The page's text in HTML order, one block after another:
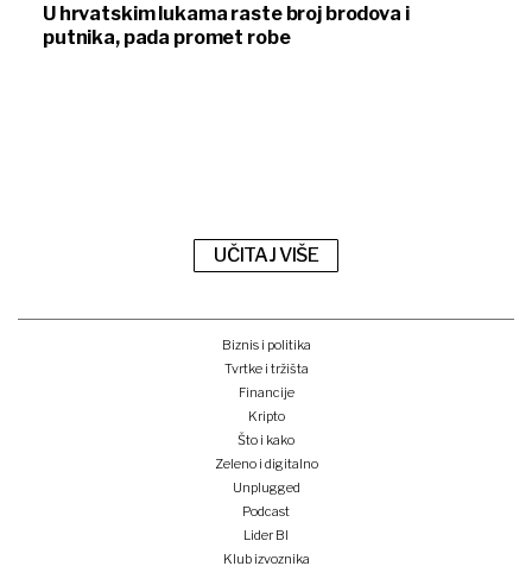
U hrvatskim lukama raste broj brodova i
putnika, pada promet robe
UČITAJ VIŠE
Biznis i politika
Tvrtke i tržišta
Financije
Kripto
Što i kako
Zeleno i digitalno
Unplugged
Podcast
Lider BI
Klub izvoznika